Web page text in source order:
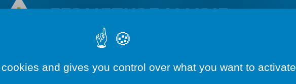
FERMETURE MAIRIE
and gives you control over what you want to activate